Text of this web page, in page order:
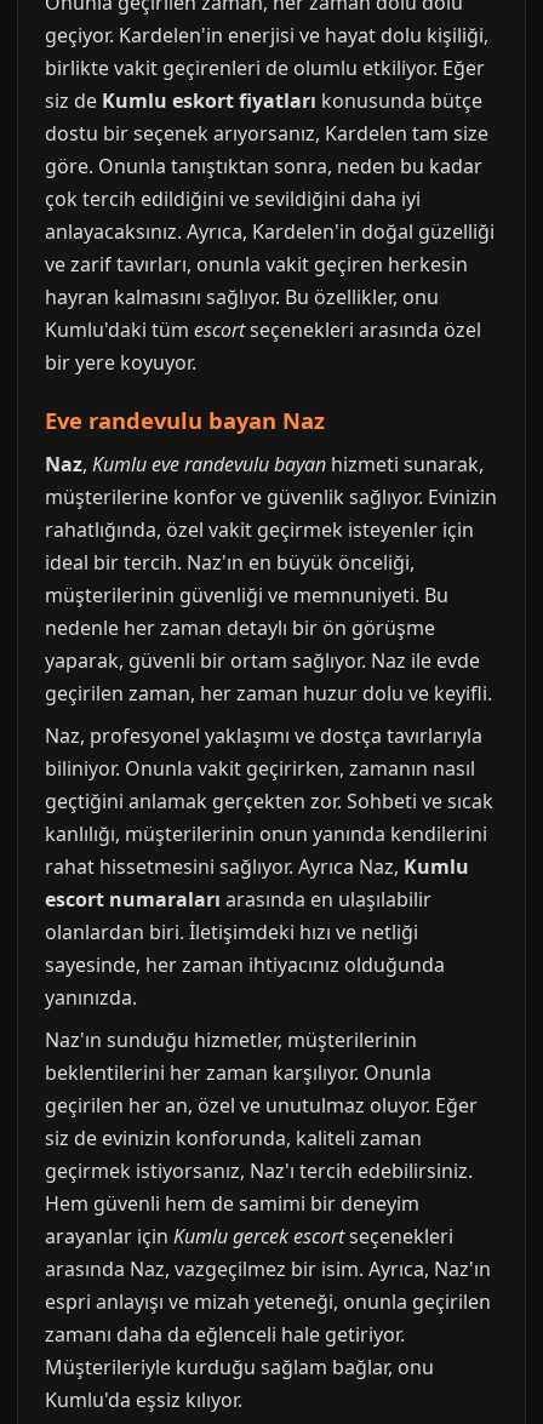
geçiyor. Kardelen'in enerjisi ve hayat dolu kişiliği,
birlikte vakit geçirenleri de olumlu etkiliyor. Eğer
siz de Kumlu eskort fiyatları konusunda bütçe
dostu bir seçenek arıyorsanız, Kardelen tam size
göre. Onunla tanıştıktan sonra, neden bu kadar
çok tercih edildiğini ve sevildiğini daha iyi
anlayacaksınız. Ayrıca, Kardelen'in doğal güzelliği
ve zarif tavırları, onunla vakit geçiren herkesin
hayran kalmasını sağlıyor. Bu özellikler, onu
Kumlu'daki tüm escortseçenekleri arasında özel
bir yere koyuyor.
Eve randevulu bayan Naz
Naz, Kumlu eve randevulu bayan hizmeti sunarak,
müşterilerine konfor ve güvenlik sağlıyor. Evinizin
rahatlığında, özel vakit geçirmek isteyenler için
ideal bir tercih. Naz'ın en büyük önceliği,
müşterilerinin güvenliği ve memnuniyeti. Bu
nedenle her zaman detaylı bir ön görüşme
yaparak, güvenli bir ortam sağlıyor. Naz ile evde
geçirilen zaman, her zaman huzur dolu ve keyifli.
Naz, profesyonel yaklaşımı ve dostça tavırlarıyla
biliniyor. Onunla vakit geçirirken, zamanın nasıl
geçtiğini anlamak gerçekten zor. Sohbeti ve sıcak
kanlılığı, müşterilerinin onun yanında kendilerini
rahat hissetmesini sağlıyor. Ayrıca Naz, Kumlu
escort numaraları arasında en ulaşılabilir
olanlardan biri. İletişimdeki hızı ve netliği
sayesinde, her zaman ihtiyacınız olduğunda
yanınızda.
Naz'ın sunduğu hizmetler, müşterilerinin
beklentilerini her zaman karşılıyor. Onunla
geçirilen her an, özel ve unutulmaz oluyor. Eğer
siz de evinizin konforunda, kaliteli zaman
geçirmek istiyorsanız, Naz'ı tercih edebilirsiniz.
Hem güvenli hem de samimi bir deneyim
arayanlar için Kumlu gercek escortseçenekleri
arasında Naz, vazgeçilmez bir isim. Ayrıca, Naz'ın
espri anlayışı ve mizah yeteneği, onunla geçirilen
zamanı daha da eğlenceli hale getiriyor.
Müşterileriyle kurduğu sağlam bağlar, onu
Kumlu'da eşsiz kılıyor.